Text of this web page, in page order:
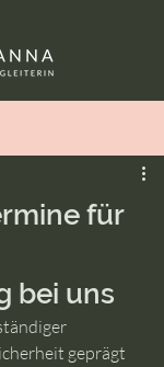
für
bei uns
geprägt